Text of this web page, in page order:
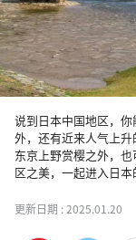
说到日本中国地区，
外，还有近来人气上
东京上野赏樱之外，
区之美，一起进入日本
更新日期 :2025.01.20